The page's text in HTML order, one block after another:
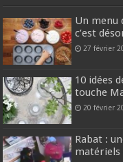
Un menu
c’est
27 février
10 idées
touche
20 février
Rabat :
matériels